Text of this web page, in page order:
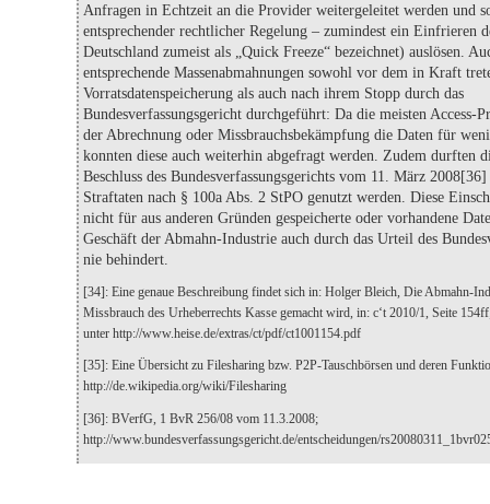
Anfragen in Echtzeit an die Provider weitergeleitet werden und
entsprechender rechtlicher Regelung – zumindest ein Einfrieren
Deutschland zumeist als „Quick Freeze“ bezeichnet) auslösen.
entsprechende Massenabmahnungen sowohl vor dem in Kraft
Vorratsdatenspeicherung als auch nach ihrem Stopp durch das
Bundesverfassungsgericht durchgeführt: Da die meisten Access-
der Abrechnung oder Missbrauchsbekämpfung die Daten für
konnten diese auch weiterhin abgefragt werden. Zudem durften
Beschluss des Bundesverfassungsgerichts vom 11. März
Straftaten nach § 100a Abs. 2 StPO genutzt werden. Diese
nicht für aus anderen Gründen gespeicherte oder vorhandene
Geschäft der Abmahn-Industrie auch durch das Urteil des
nie behindert.
[34]: Eine genaue Beschreibung findet sich in: Holger Bleich, Die Abmahn-
Missbrauch des Urheberrechts Kasse gemacht wird, in: c‘t 2010/1, Seite
unter http://www.heise.de/extras/ct/pdf/ct1001154.pdf
[35]: Eine Übersicht zu Filesharing bzw. P2P-Tauschbörsen und deren
http://de.wikipedia.org/wiki/Filesharing
[36]: BVerfG, 1 BvR 256/08 vom 11.3.2008;
http://www.bundesverfassungsgericht.de/entscheidungen/